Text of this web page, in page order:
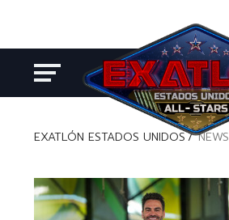
EXATLÓN ESTADOS UNIDOS NEWS